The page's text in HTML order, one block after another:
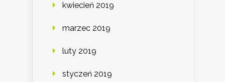
kwiecień 2019
marzec 2019
luty 2019
styczeń 2019